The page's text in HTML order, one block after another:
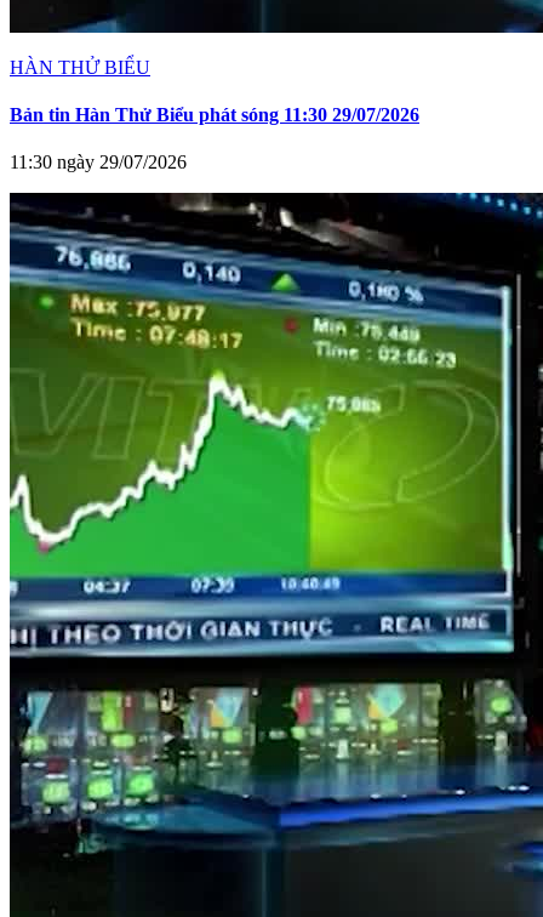
HÀN THỬ BIỂU
Bản tin Hàn Thử Biểu phát sóng 11:30 29/07/2026
11:30 ngày 29/07/2026